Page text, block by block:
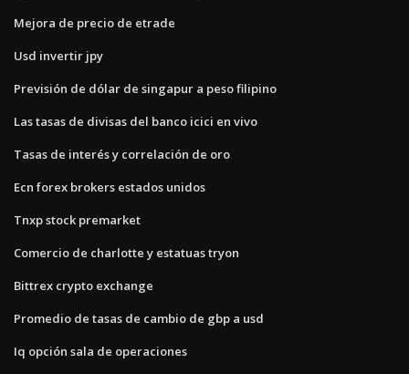
Mejora de precio de etrade
Usd invertir jpy
Previsión de dólar de singapur a peso filipino
Las tasas de divisas del banco icici en vivo
Tasas de interés y correlación de oro
Ecn forex brokers estados unidos
Tnxp stock premarket
Comercio de charlotte y estatuas tryon
Bittrex crypto exchange
Promedio de tasas de cambio de gbp a usd
Iq opción sala de operaciones